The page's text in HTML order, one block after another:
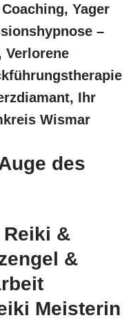
Yager
–
Verlorene
Ihr
Wismar
des
&
&
Meisterin